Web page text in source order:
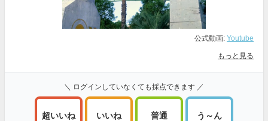
公式動画: Youtube
もっと見る
＼ ログインしていなくても採点できます ／
超いいね いいね 普通 う～ん